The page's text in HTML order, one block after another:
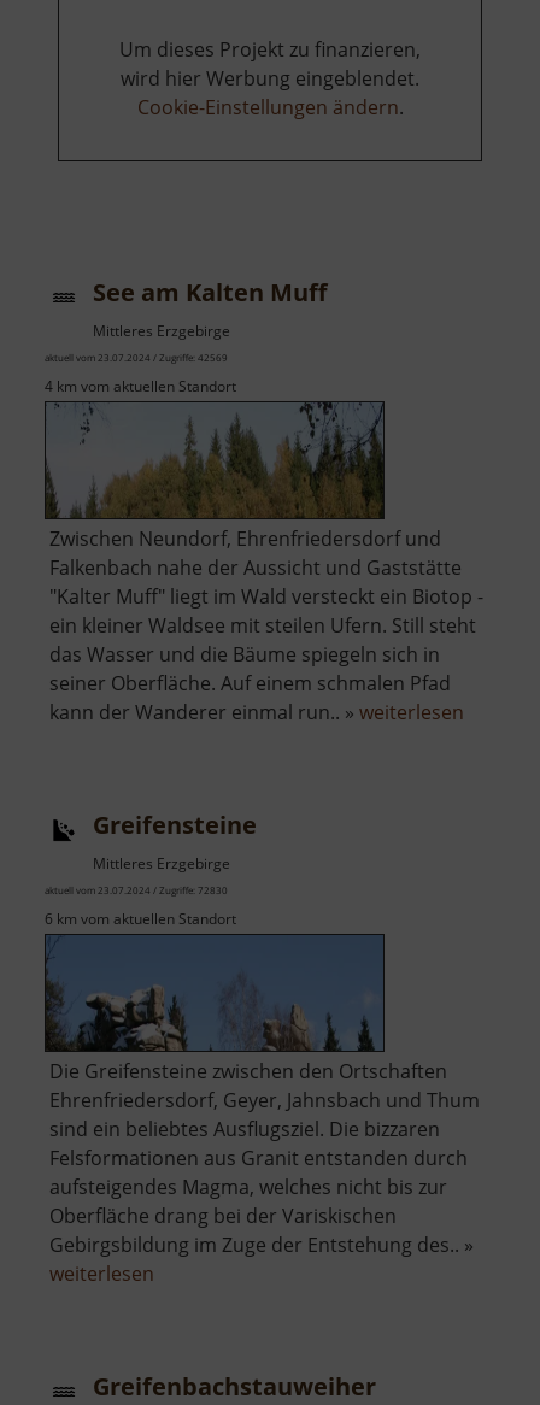
Um dieses Projekt zu finanzieren,
wird hier Werbung eingeblendet.
Cookie-Einstellungen ändern.
See am Kalten Muff
Mittleres Erzgebirge
aktuell vom 23.07.2024 / Zugriffe: 42569
4 km vom aktuellen Standort
Zwischen Neundorf, Ehrenfriedersdorf und
Falkenbach nahe der Aussicht und Gaststätte
"Kalter Muff" liegt im Wald versteckt ein Biotop -
ein kleiner Waldsee mit steilen Ufern. Still steht
das Wasser und die Bäume spiegeln sich in
seiner Oberfläche. Auf einem schmalen Pfad
kann der Wanderer einmal run.. » weiterlesen
Greifensteine
Mittleres Erzgebirge
aktuell vom 23.07.2024 / Zugriffe: 72830
6 km vom aktuellen Standort
Die Greifensteine zwischen den Ortschaften
Ehrenfriedersdorf, Geyer, Jahnsbach und Thum
sind ein beliebtes Ausflugsziel. Die bizzaren
Felsformationen aus Granit entstanden durch
aufsteigendes Magma, welches nicht bis zur
Oberfläche drang bei der Variskischen
Gebirgsbildung im Zuge der Entstehung des.. »
weiterlesen
Greifenbachstauweiher